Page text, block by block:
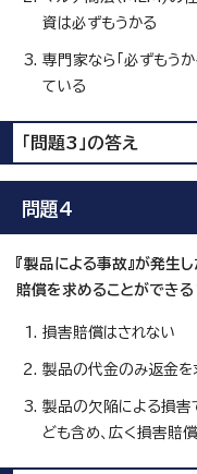
資は必ずもうかる
専門家なら「必ずもう
ている
「問題3」の答え
問題4
『製品による事故』が発生
賠償を求めることができる
損害賠償はされない
製品の代金のみ返金を
製品の欠陥による損害
ども含め、広く損害賠